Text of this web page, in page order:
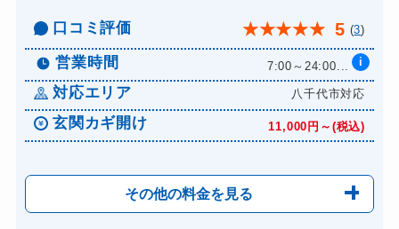
口コミ評価 ★★★★★ 5 (3)
営業時間 7:00～24:00... i
対応エリア 八千代市対応
玄関カギ開け 11,000円～(税込)
その他の料金を見る